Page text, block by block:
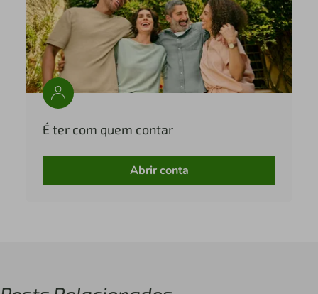
É ter com quem contar
Abrir conta